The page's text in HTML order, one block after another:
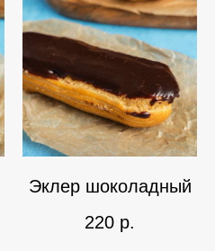
Эклер шоколадный
220 р.